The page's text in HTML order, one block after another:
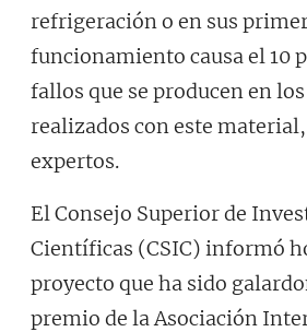
refrigeración o en sus
funcionamiento causa el 10
fallos que se producen en
realizados con este
expertos.
El Consejo Superior de
Científicas (CSIC) informó
proyecto que ha sido
premio de la Asociación